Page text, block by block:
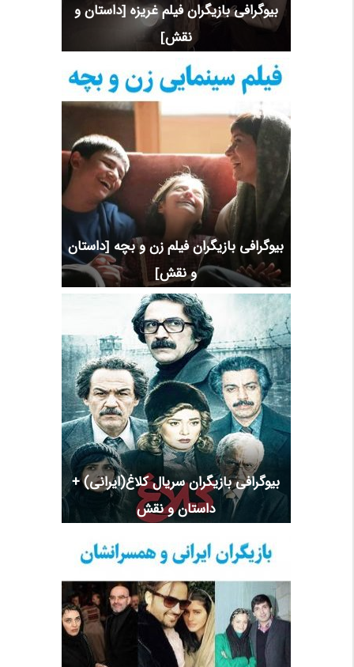
بیوگرافی بازیگران فیلم غریزه [داستان و
نقش]
بیوگرافی بازیگران فیلم زن و بچه [داستان
و نقش]
بیوگرافی بازیگران سریال کلاغ(ایرانی) +
داستان و نقش